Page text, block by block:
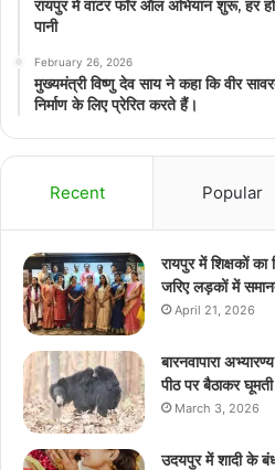
रायपुर में वाटर फॉर ऑल अभियान शुरू, हर
पानी
February 26, 2026
मुख्यमंत्री विष्णु देव साय ने कहा कि वीर
निर्माण के लिए प्रेरित करते हैं।
Recent Popular
रायपुर में शिक्षकों
जरिए लड़कों में
April 21, 2026
बारनवापारा
पीठ पर बैठाकर घूमती
March 3, 2026
उदयपुर में शादी के